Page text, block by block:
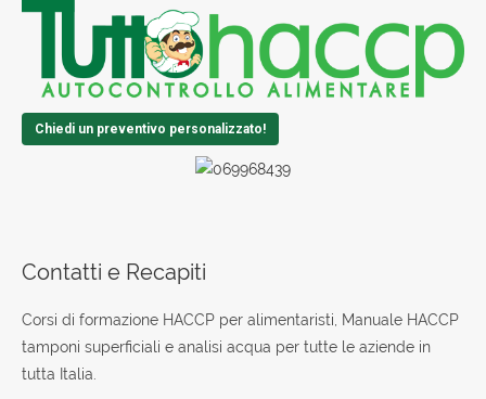
Chiedi un preventivo personalizzato!
Contatti e Recapiti
Corsi di formazione HACCP per alimentaristi, Manuale HACCP
tamponi superficiali e analisi acqua per tutte le aziende in
tutta Italia.